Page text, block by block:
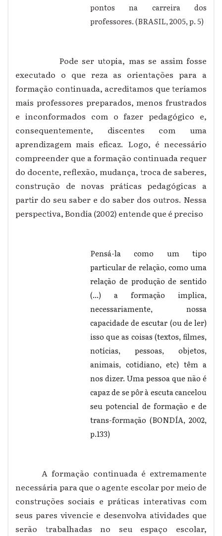
pontos na carreira dos
professores. (BRASIL, 2005, p. 5)
Pode ser utopia, mas se assim fosse
executado o que reza as orientações para a
formação continuada, acreditamos que teríamos
mais professores preparados, menos frustrados
e inconformados com o fazer pedagógico e,
consequentemente, discentes com uma
aprendizagem mais eficaz. Logo, é necessário
compreender que a formação continuada requer
do docente, reflexão, mudança, troca de saberes,
construção de novas práticas pedagógicas a
partir do seu saber e do saber dos outros. Nessa
perspectiva, Bondía (2002) entende que é preciso
Pensá-la como um tipo
particular de relação, como uma
relação de produção de sentido
(...) a formação implica,
necessariamente, nossa
capacidade de escutar (ou de ler)
isso que as coisas (textos, filmes,
notícias, pessoas, objetos,
animais, cotidiano, etc) têm a
nos dizer. Uma pessoa que não é
capaz de se pôr à escuta cancelou
seu potencial de formação e de
trans-formação (BONDÍA, 2002,
p.133)
A formação continuada é extremamente
necessária para que o agente escolar por meio de
construções sociais e práticas interativas com
seus pares vivencie e desenvolva atividades que
serão trabalhadas no seu espaço escolar,